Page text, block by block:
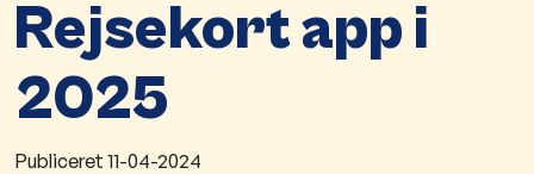
Rejsekort app i
2025
Publiceret 11-04-2024